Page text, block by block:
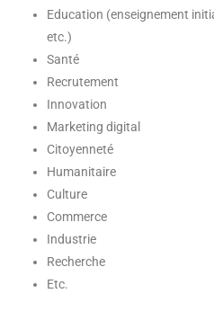
Education (enseignement
etc.)
Santé
Recrutement
Innovation
Marketing digital
Citoyenneté
Humanitaire
Culture
Commerce
Industrie
Recherche
Etc.